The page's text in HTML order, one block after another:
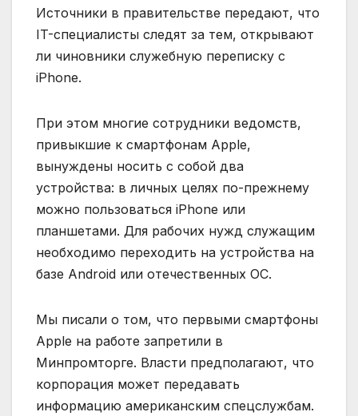
Источники в правительстве передают, что
IT-специалисты следят за тем, открывают
ли чиновники служебную переписку с
iPhone.
При этом многие сотрудники ведомств,
привыкшие к смартфонам Apple,
вынуждены носить с собой два
устройства: в личных целях по-прежнему
можно пользоваться iPhone или
планшетами. Для рабочих нужд служащим
необходимо переходить на устройства на
базе Android или отечественных ОС.
Мы писали о том, что первыми смартфоны
Apple на работе запретили в
Минпромторге. Власти предполагают, что
корпорация может передавать
информацию американским спецслужбам.